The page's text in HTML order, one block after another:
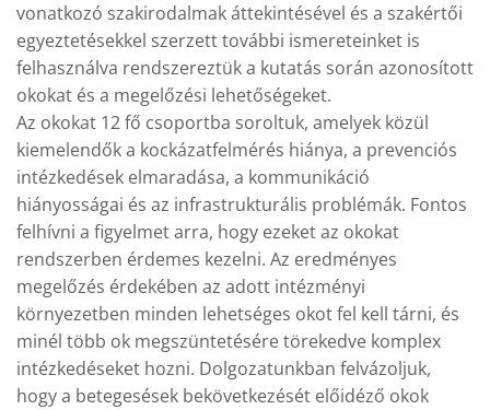
vonatkozó szakirodalmak áttekintésével és a szakértői
egyeztetésekkel szerzett további ismereteinket is
felhasználva rendszereztük a kutatás során azonosított
okokat és a megelőzési lehetőségeket.
Az okokat 12 fő csoportba soroltuk, amelyek közül
kiemelendők a kockázatfelmérés hiánya, a prevenciós
intézkedések elmaradása, a kommunikáció
hiányosságai és az infrastrukturális problémák. Fontos
felhívni a figyelmet arra, hogy ezeket az okokat
rendszerben érdemes kezelni. Az eredményes
megelőzés érdekében az adott intézményi
környezetben minden lehetséges okot fel kell tárni, és
minél több ok megszüntetésére törekedve komplex
intézkedéseket hozni. Dolgozatunkban felvázoljuk,
hogy a betegesések bekövetkezését előidéző okok